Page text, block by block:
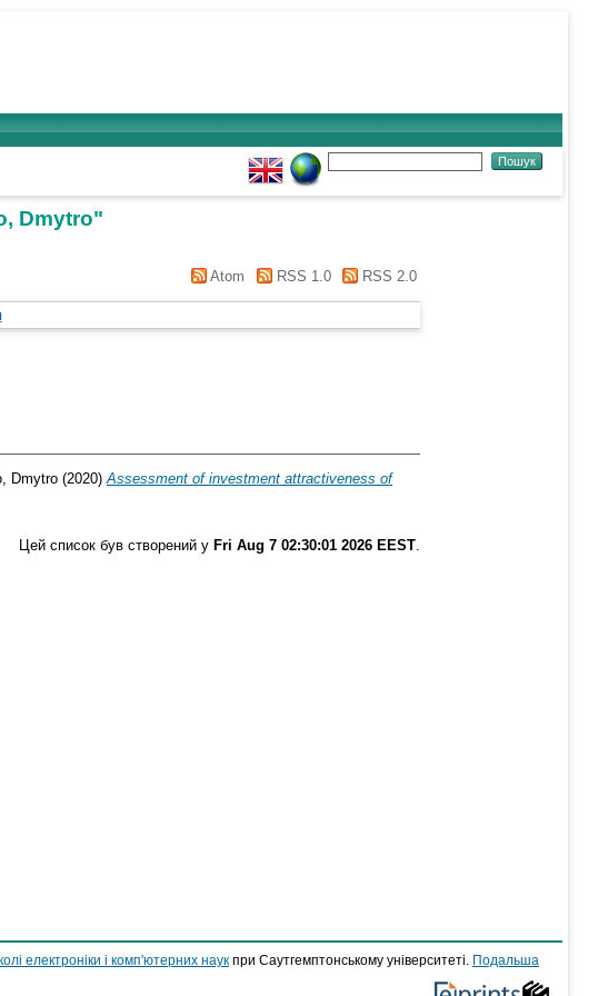
Dmytro"
Atom RSS 1.0 RSS 2.0
Dmytro (2020) Assessment of investment attractiveness of
Цей список був створений у Fri Aug 7 02:30:01 2026 EEST
електроніки і комп'ютерних наук при Саутгемптонському університеті.
Подальша